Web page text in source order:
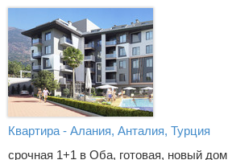
Квартира - Алания, Анталия, Турция
срочная 1+1 в Оба, готовая, новый дом